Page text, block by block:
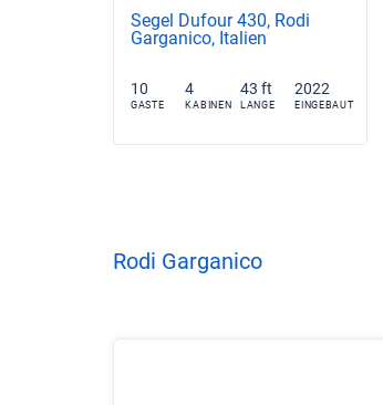
Segel Dufour 430, Rodi
Garganico, Italien
10
GASTE
4
KABINEN
43 ft
LANGE
2022
EINGEBAUT
Rodi Garganico